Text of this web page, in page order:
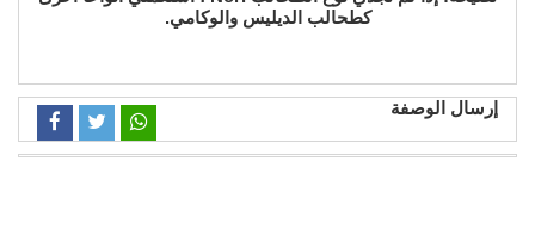
كطحالب الديليس والوكامي.
إرسال الوصفة